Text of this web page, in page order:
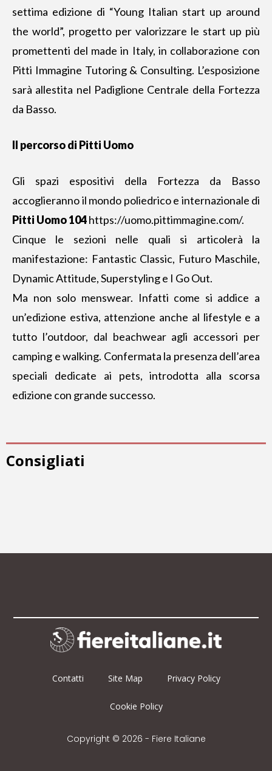
settima edizione di “Young Italian start up around
the world”, progetto per valorizzare le start up più
promettenti del made in Italy, in collaborazione con
Pitti Immagine Tutoring & Consulting. L’esposizione
sarà allestita nel Padiglione Centrale della Fortezza
da Basso.
Il percorso di Pitti Uomo
Gli spazi espositivi della Fortezza da Basso
accoglieranno il mondo poliedrico e internazionale di
Pitti Uomo 104https://uomo.pittimmagine.com/.
Cinque le sezioni nelle quali si articolerà la
manifestazione: Fantastic Classic, Futuro Maschile,
Dynamic Attitude, Superstyling e I Go Out.
Ma non solo menswear. Infatti come si addice a
un’edizione estiva, attenzione anche al lifestyle e a
tutto l’outdoor, dal beachwear agli accessori per
camping e walking. Confermata la presenza dell’area
speciali dedicate ai pets, introdotta alla scorsa
edizione con grande successo.
Consigliati
Contatti Site Map Privacy Policy
Cookie Policy
Copyright © 2026 - Fiere Italiane